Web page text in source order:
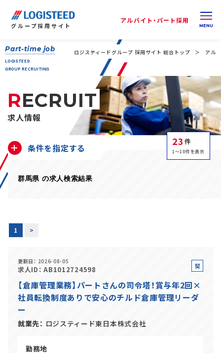
グループ採用サイト
アルバイト・パート採用
アルバイト・パート採用
Part-time job
LOGISTEED
GROUP RECRUITING
ロジスティードグループ 採用サイト 総合トップ アル
RECRUIT
求人情報
23 件
1～10件を表示
条件を指定する
群馬県 の求人検索結果
1 >
更新日 2026-08-05
求人ID AB1012724598
契
社
員
【倉庫管理業務】パートさんの司令塔！賞与年2回×
社員転換制度ありで安心のチルド倉庫管理リーダ
ー
就業先 ロジスティード東日本株式会社
勤務地